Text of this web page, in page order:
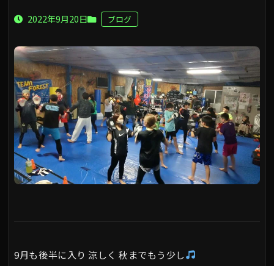
2022年9月20日 ブログ
9月も後半に入り 涼しく 秋までもう少し